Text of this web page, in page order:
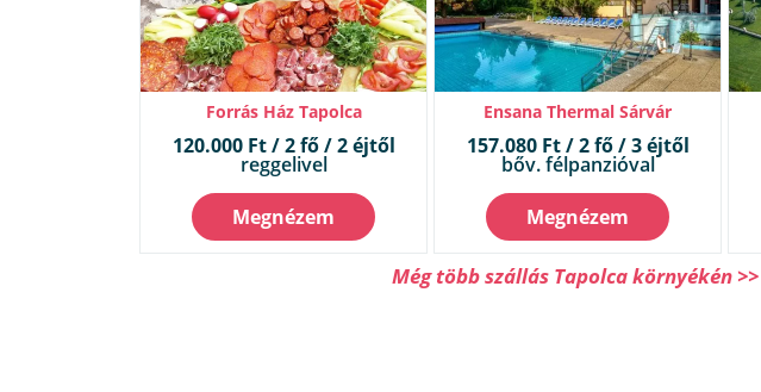
Forrás Ház Tapolca
120.000 Ft / 2 fő / 2 éjtől
reggelivel
Megnézem
Ensana Thermal Sárvár
157.080 Ft / 2 fő / 3 éjtől
bőv. félpanzióval
Megnézem
Még több szállás Tapolca környékén >>